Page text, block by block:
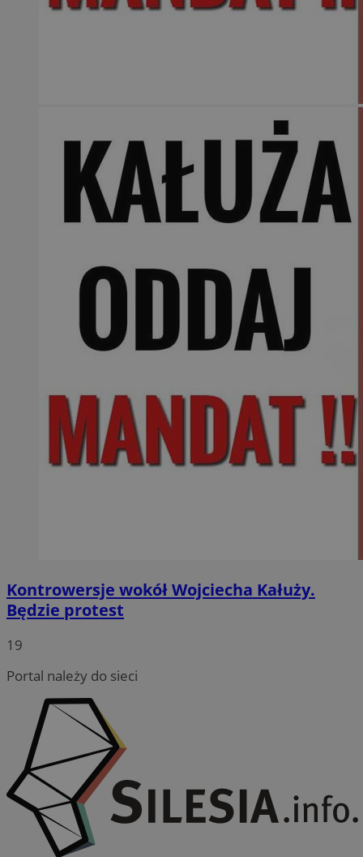
Kontrowersje wokół Wojciecha Kałuży.
Będzie protest
19
Portal należy do sieci